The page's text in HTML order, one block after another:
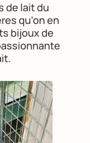
de lait du
qu’on en
bijoux de